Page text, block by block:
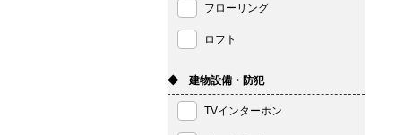
フローリング
ロフト
◆ 建物設備・防犯
TVインターホン